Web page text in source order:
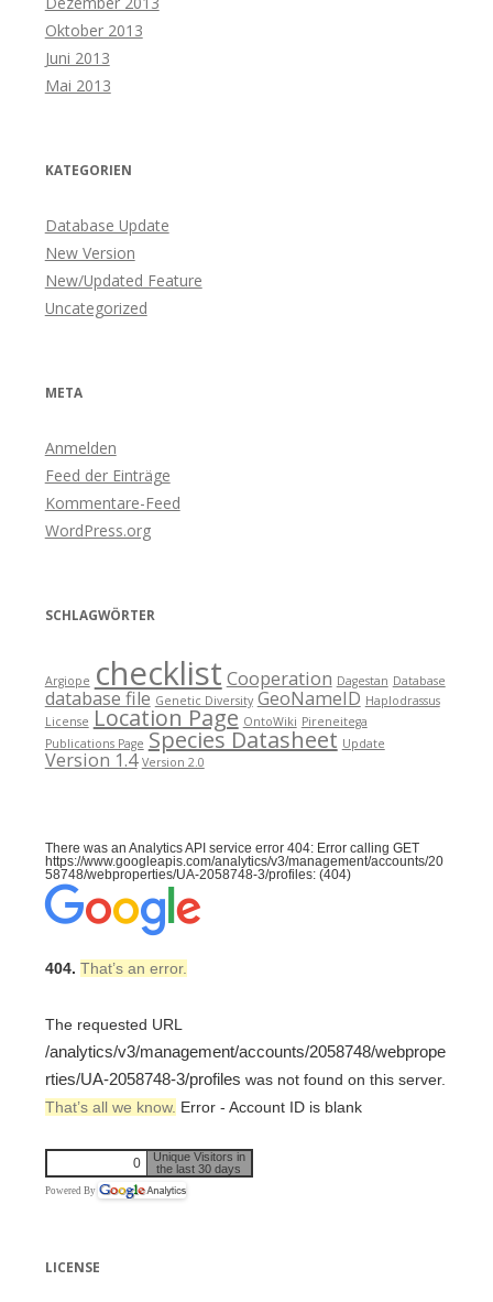
Oktober 2013
Juni 2013
Mai 2013
KATEGORIEN
Database Update
New Version
New/Updated Feature
Uncategorized
META
Anmelden
Feed der Einträge
Kommentare-Feed
WordPress.org
SCHLAGWÖRTER
Argiope checklist Cooperation Dagestan Database
database file Genetic Diversity GeoNameID Haplodrassus
License Location Page OntoWiki Pireneitega
Publications Page Species Datasheet Update
Version 1.4 Version 2.0
There was an Analytics API service error 404: Error calling GET
https://www.googleapis.com/analytics/v3/management/accounts/20
58748/webproperties/UA-2058748-3/profiles: (404)
404. That’s an error.
The requested URL
/analytics/v3/management/accounts/2058748/webprope
rties/UA-2058748-3/profiles was not found on this server.
That’s all we know. Error - Account ID is blank
0
Unique Visitors in
the last 30 days
Powered By
LICENSE